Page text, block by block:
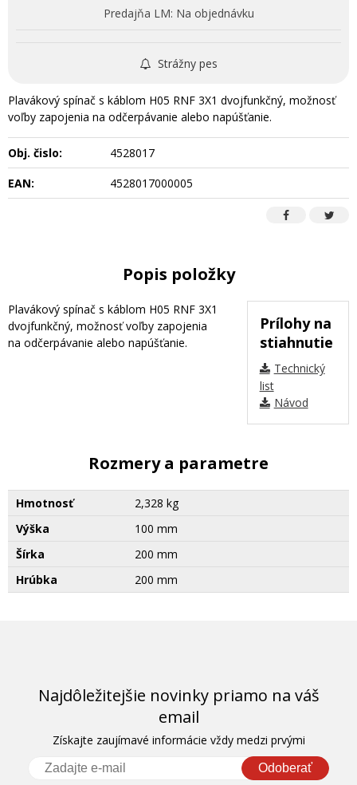
Predajňa LM: Na objednávku
Strážny pes
Plavákový spínač s káblom H05 RNF 3X1 dvojfunkčný, možnosť
voľby zapojenia na odčerpávanie alebo napúšťanie.
Obj. čislo:
4528017
EAN:
4528017000005
Popis položky
Prílohy na
stiahnutie
Technický
list
Návod
Plavákový spínač s káblom H05 RNF 3X1
dvojfunkčný, možnosť voľby zapojenia
na odčerpávanie alebo napúšťanie.
Rozmery a parametre
Hmotnosť
2,328 kg
Výška
100 mm
Šírka
200 mm
Hrúbka
200 mm
Najdôležitejšie novinky priamo na váš
email
Získajte zaujímavé informácie vždy medzi prvými
Odoberať